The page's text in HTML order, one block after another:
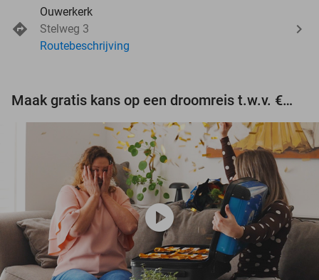
Ouwerkerk
Stelweg 3
Routebeschrijving
Maak gratis kans op een droomreis t.w.v. €3.000!
play_circle